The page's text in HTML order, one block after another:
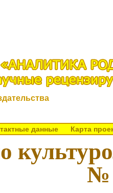
данные Карта
№